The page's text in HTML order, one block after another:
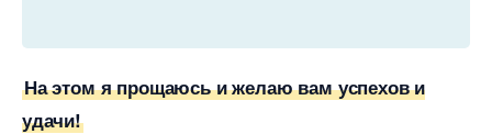
На этом я прощаюсь и желаю вам успехов и
удачи!